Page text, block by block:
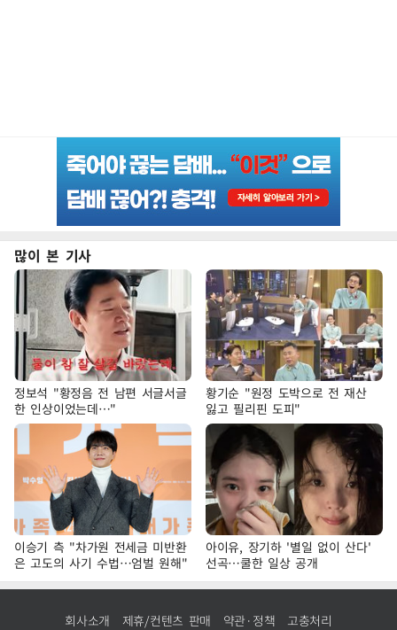
많이 본 기사
정보석 "황정음 전 남편 서글서글
한 인상이었는데…"
황기순 "원정 도박으로 전 재산
잃고 필리핀 도피"
이승기 측 "차가원 전세금 미반환
은 고도의 사기 수법…엄벌 원해"
아이유, 장기하 '별일 없이 산다'
선곡…쿨한 일상 공개
회사소개 제휴/컨텐츠 판매 약관·정책 고충처리